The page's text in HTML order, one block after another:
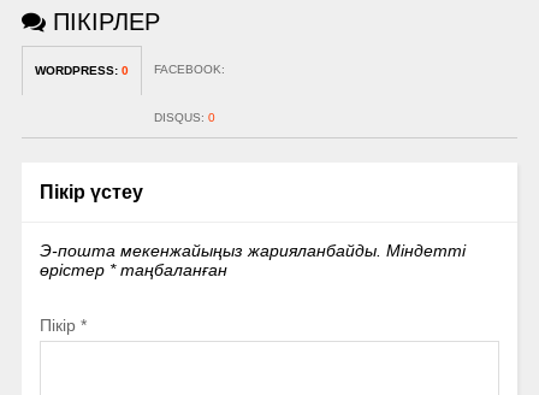
ПІКІРЛЕР
WORDPRESS: 0 FACEBOOK:
DISQUS: 0
Пікір үстеу
Э-пошта мекенжайыңыз жарияланбайды. Міндетті
өрістер *таңбаланған
Пікір *